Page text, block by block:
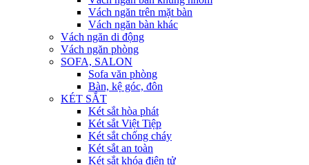
Vách ngăn trên mặt bàn
Vách ngăn bàn khác
Vách ngăn di động
Vách ngăn phòng
SOFA, SALON
Sofa văn phòng
Bàn, kệ góc, đôn
KÉT SẮT
Két sắt hòa phát
Két sắt Việt Tiệp
Két sắt chống cháy
Két sắt an toàn
Két sắt khóa điện tử